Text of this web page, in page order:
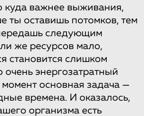
куда важнее выживания,
ты оставишь потомков, тем
следующим
же ресурсов мало,
становится слишком
очень энергозатратный
момент основная задача —
времена. И оказалось,
организма есть